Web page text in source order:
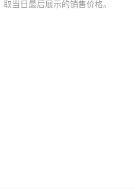
当日最后展示的销售价格。